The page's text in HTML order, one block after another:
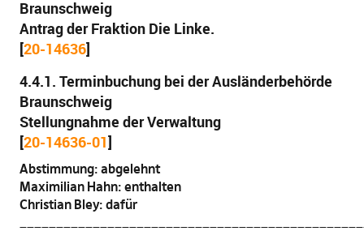
Braunschweig
Antrag der Fraktion Die Linke.
[20-14636]
4.4.1. Terminbuchung bei der Ausländerbehörde
Braunschweig
Stellungnahme der Verwaltung
[20-14636-01]
Abstimmung: abgelehnt
Maximilian Hahn: enthalten
Christian Bley: dafür